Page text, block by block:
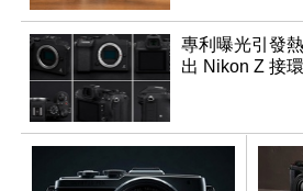
專利曝光引發
出 Nikon Z 接